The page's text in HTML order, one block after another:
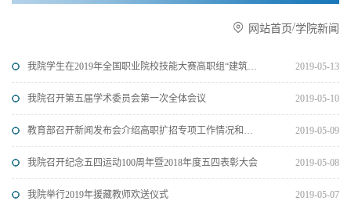
网站首页/学院新闻
我院学生在2019年全国职业院校技能大赛高职组“建筑工程识图”赛项荣获一等奖 2019-05-13
我院召开第五届学术委员会第一次全体会议 2019-05-10
教育部召开新闻发布会介绍高职扩招专项工作情况和《高职扩招专项工作实施方案》 2019-05-09
我院召开纪念五四运动100周年暨2018年度五四表彰大会 2019-05-08
我院举行2019年援藏教师欢送仪式 2019-05-07